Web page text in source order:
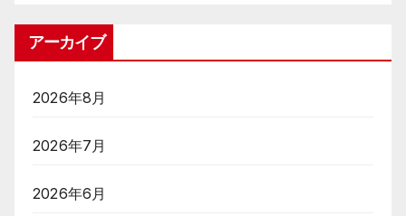
アーカイブ
2026年8月
2026年7月
2026年6月